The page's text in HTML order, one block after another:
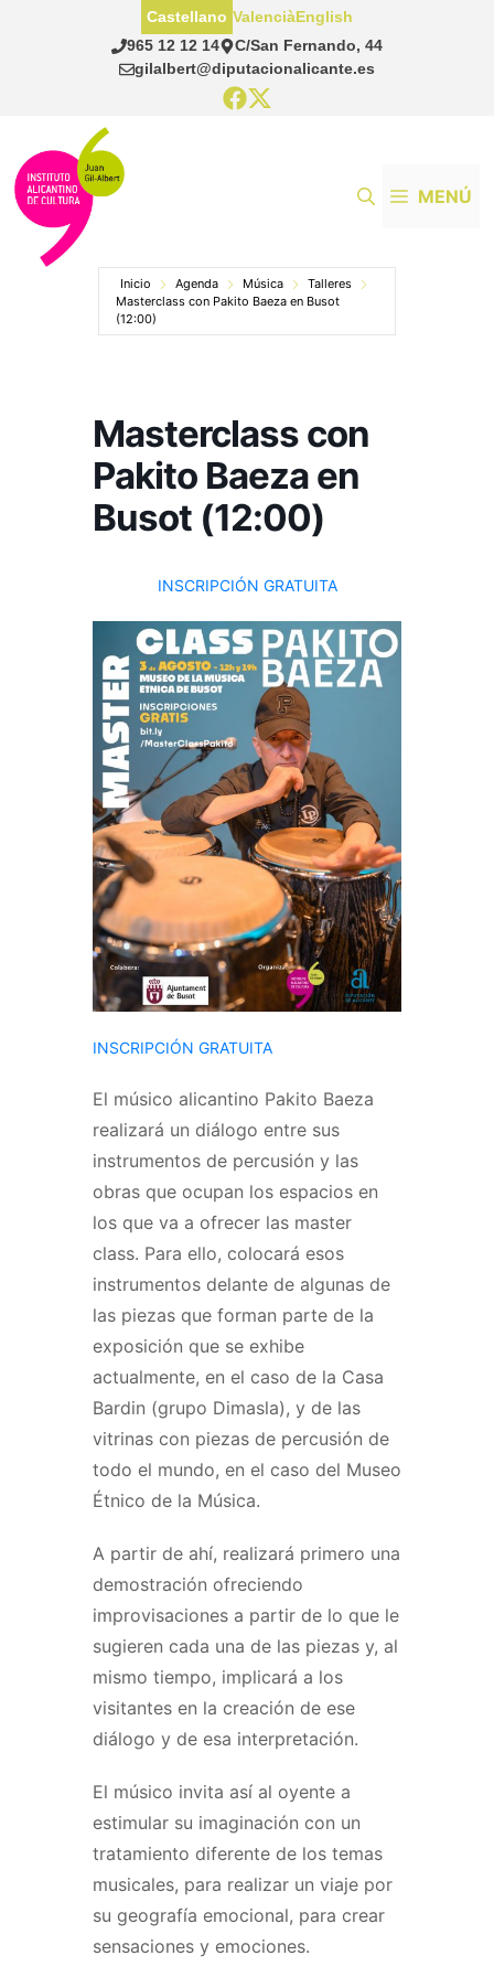
965 12 12 14
C/San Fernando, 44
gilalbert@diputacionalicante.es
Castellano ValenciàEnglish
MENÚ
Inicio Agenda Música
Talleres
Masterclass con Pakito Baeza en Busot
(12:00)
Masterclass con
Pakito Baeza en
Busot (12:00)
INSCRIPCIÓN GRATUITA
INSCRIPCIÓN GRATUITA
El músico alicantino Pakito Baeza
realizará un diálogo entre sus
instrumentos de percusión y las
obras que ocupan los espacios en
los que va a ofrecer las master
class. Para ello, colocará esos
instrumentos delante de algunas de
las piezas que forman parte de la
exposición que se exhibe
actualmente, en el caso de la Casa
Bardin (grupo Dimasla), y de las
vitrinas con piezas de percusión de
todo el mundo, en el caso del Museo
Étnico de la Música.
A partir de ahí, realizará primero una
demostración ofreciendo
improvisaciones a partir de lo que le
sugieren cada una de las piezas y, al
mismo tiempo, implicará a los
visitantes en la creación de ese
diálogo y de esa interpretación.
El músico invita así al oyente a
estimular su imaginación con un
tratamiento diferente de los temas
musicales, para realizar un viaje por
su geografía emocional, para crear
sensaciones y emociones.